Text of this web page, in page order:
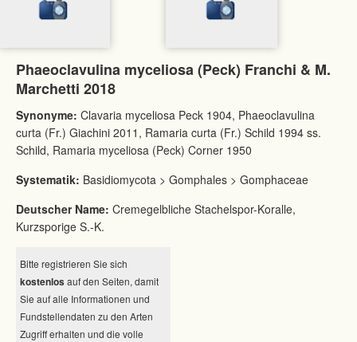
Phaeoclavulina myceliosa (Peck) Franchi & M.
Marchetti 2018
Synonyme: Clavaria myceliosa Peck 1904, Phaeoclavulina
curta (Fr.) Giachini 2011, Ramaria curta (Fr.) Schild 1994 ss.
Schild, Ramaria myceliosa (Peck) Corner 1950
Systematik: Basidiomycota > Gomphales > Gomphaceae
Deutscher Name: Cremegelbliche Stachelspor-Koralle,
Kurzsporige S.-K.
Bitte registrieren Sie sich
kostenlos auf den Seiten, damit
Sie auf alle Informationen und
Fundstellendaten zu den Arten
Zugriff erhalten und die volle